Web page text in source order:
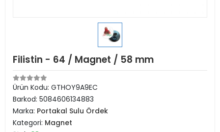
Filistin - 64 / Magnet / 58 mm
Ürün Kodu: GTHOY9A9EC
Barkod: 5084606134883
Marka: Portakal Sulu Ördek
Kategori: Magnet